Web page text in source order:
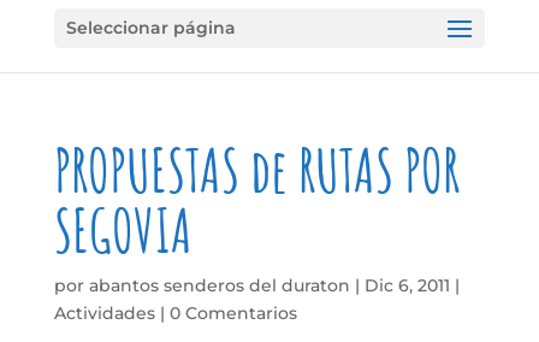
Seleccionar página
PROPUESTAS de RUTAS POR
SEGOVIA
por abantos senderos del duraton | Dic 6, 2011 |
Actividades| 0 Comentarios